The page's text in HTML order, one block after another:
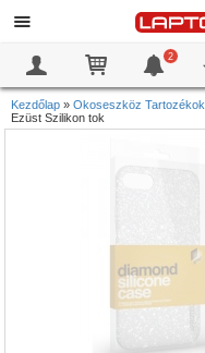
2
Kezdőlap » Okoseszköz Tartozékok
Ezüst Szilikon tok